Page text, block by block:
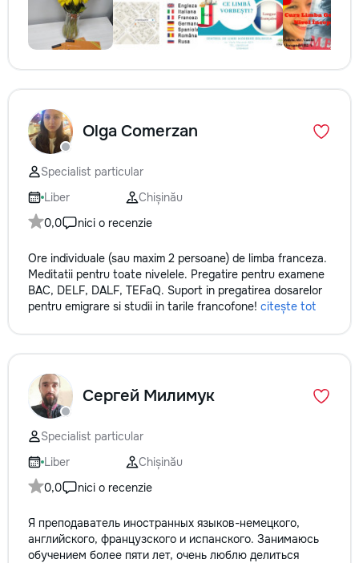
Olga Comerzan
Specialist particular
Liber
Chișinău
0,0
nici o recenzie
Ore individuale (sau maxim 2 persoane) de limba franceza.
Meditatii pentru toate nivelele. Pregatire pentru examene
BAC, DELF, DALF, TEFaQ. Suport in pregatirea dosarelor
pentru emigrare si studii in tarile francofone! citește tot
Сергей Милимук
Specialist particular
Liber
Chișinău
0,0
nici o recenzie
Я преподаватель иностранных языков-немецкого,
английского, французского и испанского. Занимаюсь
обучением более пяти лет, очень люблю делиться